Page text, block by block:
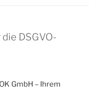
DSGVO-
GmbH – Ihrem